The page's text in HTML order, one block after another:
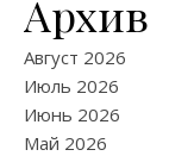
Архив
Август 2026
Июль 2026
Июнь 2026
Май 2026